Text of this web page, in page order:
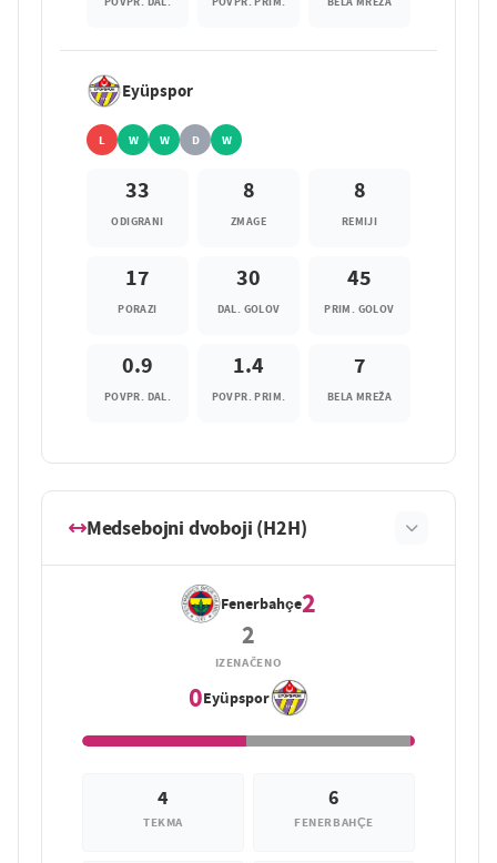
Eyüpspor
L W W D W
33
ODIGRANI
8
ZMAGE
8
REMIJI
17
PORAZI
30
DAL. GOLOV
45
PRIM. GOLOV
0.9
POVPR. DAL.
1.4
POVPR. PRIM.
7
BELA MREŽA
Medsebojni dvoboji (H2H)
Fenerbahçe2
2
IZENAČENO
0Eyüpspor
4
TEKMA
6
FENERBAHÇE